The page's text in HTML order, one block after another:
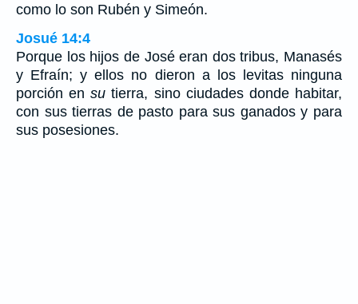
como lo son Rubén y Simeón.
Josué 14:4
Porque los hijos de José eran dos tribus, Manasés
y Efraín; y ellos no dieron a los levitas ninguna
porción ensu tierra, sino ciudades donde habitar,
con sus tierras de pasto para sus ganados y para
sus posesiones.